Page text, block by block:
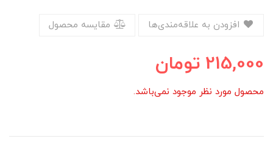
مقایسه محصول
215,000 تومان
محصول مورد نظر موجود نمی‌باشد.